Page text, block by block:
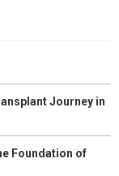
Journey in
Foundation of